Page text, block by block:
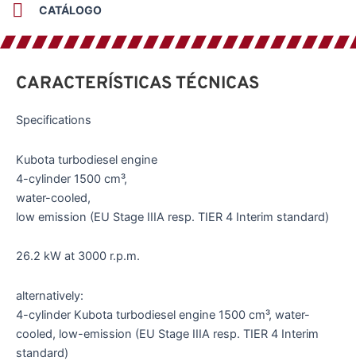
CATÁLOGO
CARACTERÍSTICAS TÉCNICAS
Specifications
Kubota turbodiesel engine
4-cylinder 1500 cm³,
water-cooled,
low emission (EU Stage IIIA resp. TIER 4 Interim standard)
26.2 kW at 3000 r.p.m.
alternatively:
4-cylinder Kubota turbodiesel engine 1500 cm³, water-
cooled, low-emission (EU Stage IIIA resp. TIER 4 Interim
standard)